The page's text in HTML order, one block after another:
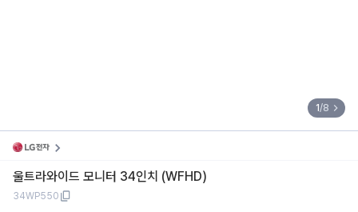
1/8
울트라와이드 모니터 34인치 (WFHD)
34WP550